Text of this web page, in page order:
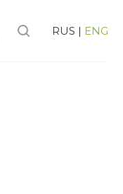
RUS | ENG